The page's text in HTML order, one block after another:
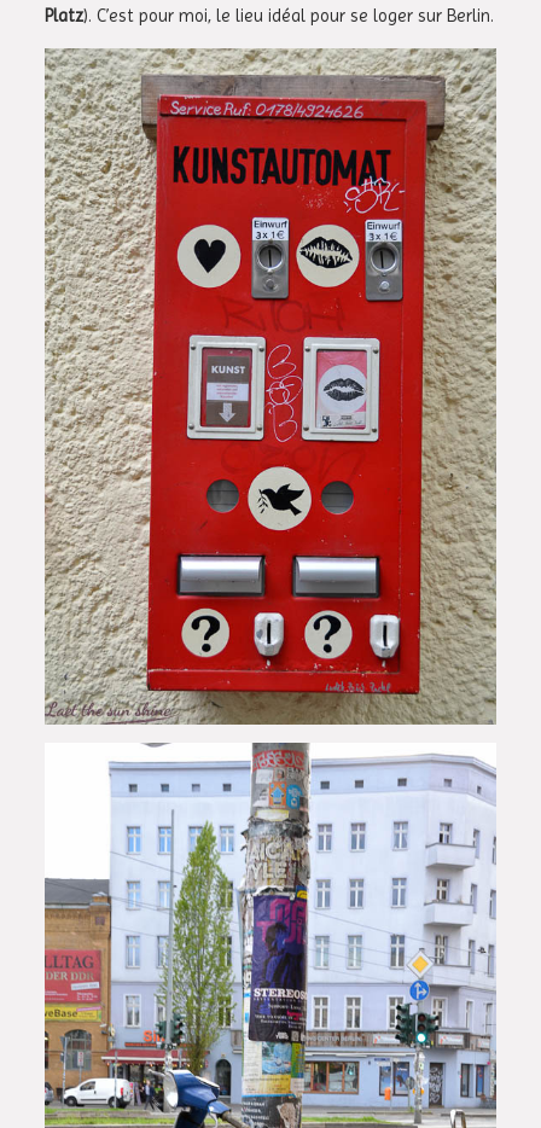
Platz). C’est pour moi, le lieu idéal pour se loger sur Berlin.